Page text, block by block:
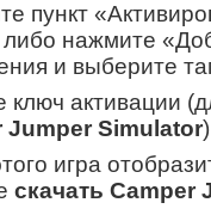
пункт
нажмите
и выберите
ключ активации
Jumper Simulator
игра
скачать Camper